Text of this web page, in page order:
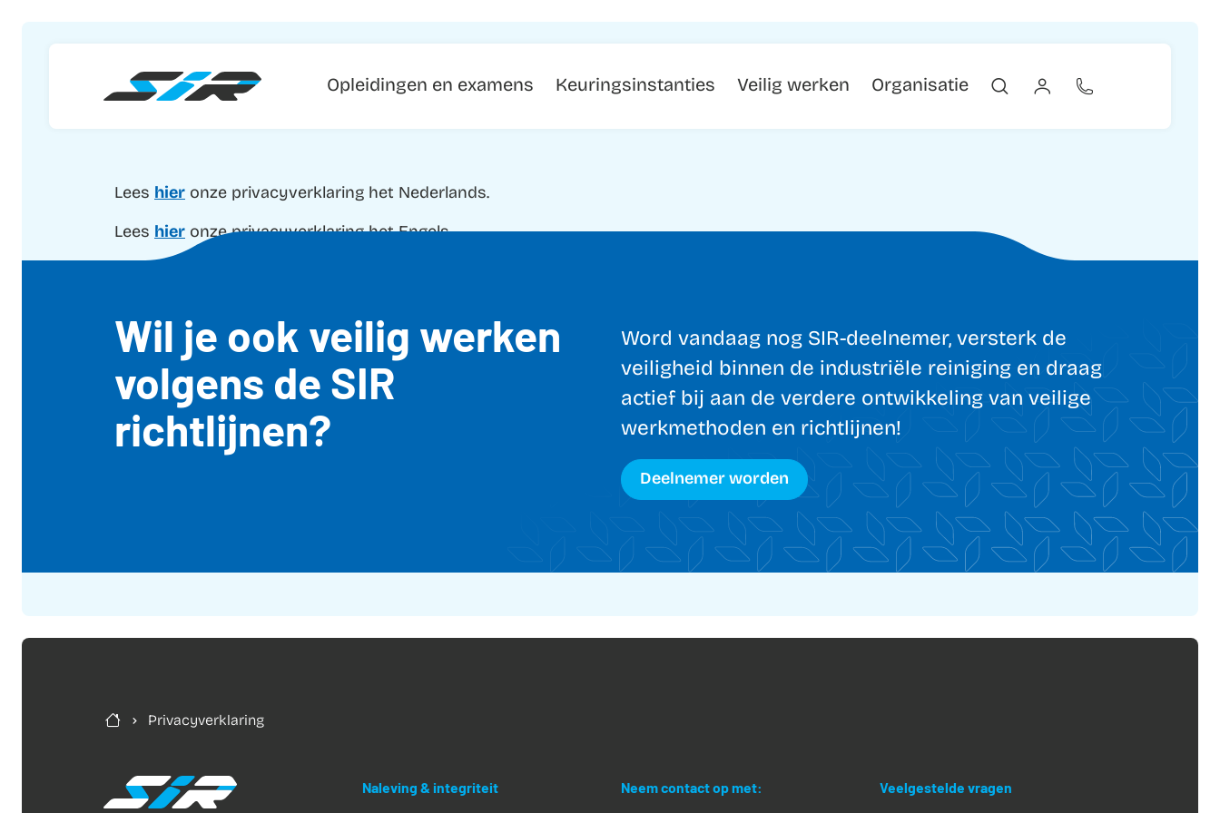
Opleidingen en examens Keuringsinstanties Veilig werken Organisatie
Lees hier onze privacyverklaring het Nederlands.
Lees hier onze privacyverklaring het Engels.
Wil je ook veilig werken
volgens de SIR
richtlijnen?
Word vandaag nog SIR-deelnemer, versterk de
veiligheid binnen de industriële reiniging en draag
actief bij aan de verdere ontwikkeling van veilige
werkmethoden en richtlijnen!
Deelnemer worden
Privacyverklaring
Naleving & integriteit Neem contact op met: Veelgestelde vragen